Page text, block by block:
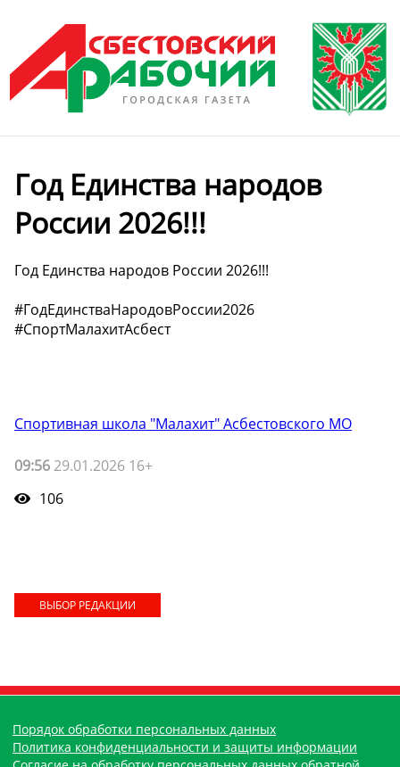
Год Единства народов
России 2026!!!
Год Единства народов России 2026!!!
#ГодЕдинстваНародовРоссии2026
#СпортМалахитАсбест
Спортивная школа "Малахит" Асбестовского МО
09:56 29.01.2026 16+
106
ВЫБОР РЕДАКЦИИ
Порядок обработки персональных данных
Политика конфиденциальности и защиты информации